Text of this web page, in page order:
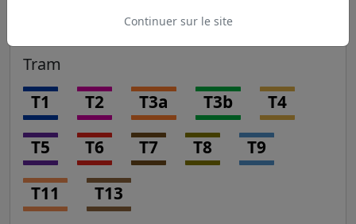
U
Tram
T1 T2 T3a T3b T4
T5 T6 T7 T8 T9
T11 T13
Continuer sur le site